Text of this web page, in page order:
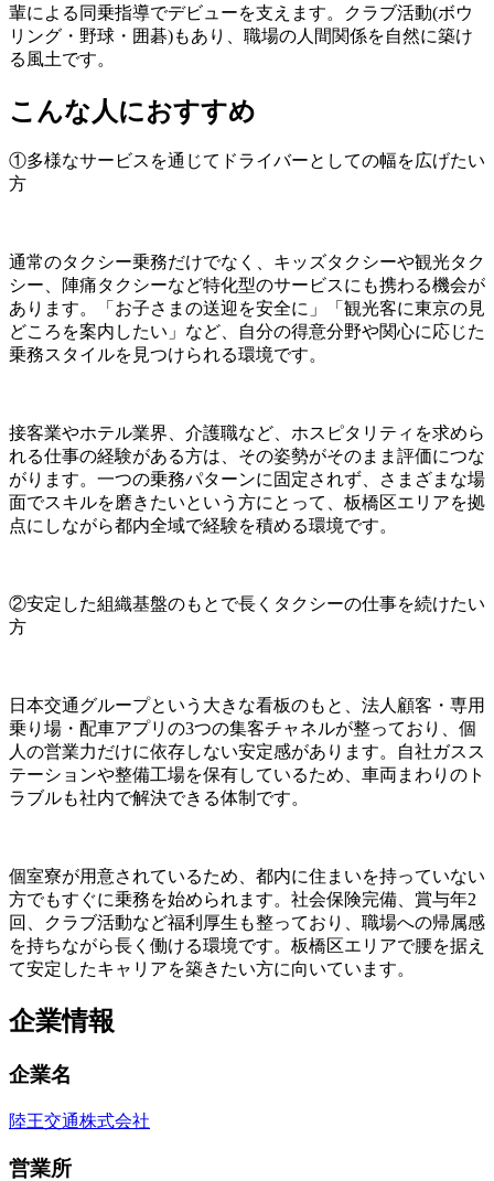
輩による同乗指導でデビューを支えます。クラブ活動(ボウ
リング・野球・囲碁)もあり、職場の人間関係を自然に築け
る風土です。
こんな人におすすめ
①多様なサービスを通じてドライバーとしての幅を広げたい
方
通常のタクシー乗務だけでなく、キッズタクシーや観光タク
シー、陣痛タクシーなど特化型のサービスにも携わる機会が
あります。「お子さまの送迎を安全に」「観光客に東京の見
どころを案内したい」など、自分の得意分野や関心に応じた
乗務スタイルを見つけられる環境です。
接客業やホテル業界、介護職など、ホスピタリティを求めら
れる仕事の経験がある方は、その姿勢がそのまま評価につな
がります。一つの乗務パターンに固定されず、さまざまな場
面でスキルを磨きたいという方にとって、板橋区エリアを拠
点にしながら都内全域で経験を積める環境です。
②安定した組織基盤のもとで長くタクシーの仕事を続けたい
方
日本交通グループという大きな看板のもと、法人顧客・専用
乗り場・配車アプリの3つの集客チャネルが整っており、個
人の営業力だけに依存しない安定感があります。自社ガスス
テーションや整備工場を保有しているため、車両まわりのト
ラブルも社内で解決できる体制です。
個室寮が用意されているため、都内に住まいを持っていない
方でもすぐに乗務を始められます。社会保険完備、賞与年2
回、クラブ活動など福利厚生も整っており、職場への帰属感
を持ちながら長く働ける環境です。板橋区エリアで腰を据え
て安定したキャリアを築きたい方に向いています。
企業情報
企業名
陸王交通株式会社
営業所